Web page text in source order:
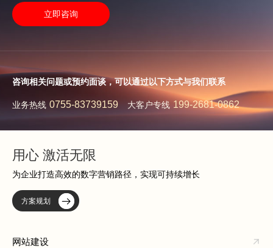
立即咨询
咨询相关问题或预约面谈，可以通过以下方式与我们联系
业务热线 0755-83739159 大客户专线 199-2681-0862
用心 激活无限
为企业打造高效的数字营销路径，实现可持续增长
方案规划
网站建设